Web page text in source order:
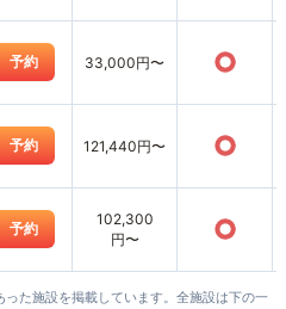
予約 33,000円〜 ○
予約 121,440円〜 ○
予約
102,300
円〜
○
た施設を掲載しています。全施設は下の一